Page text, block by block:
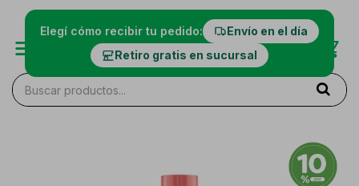
Elegí cómo recibir tu pedido:
Envío en el día
Retiro gratis en sucursal